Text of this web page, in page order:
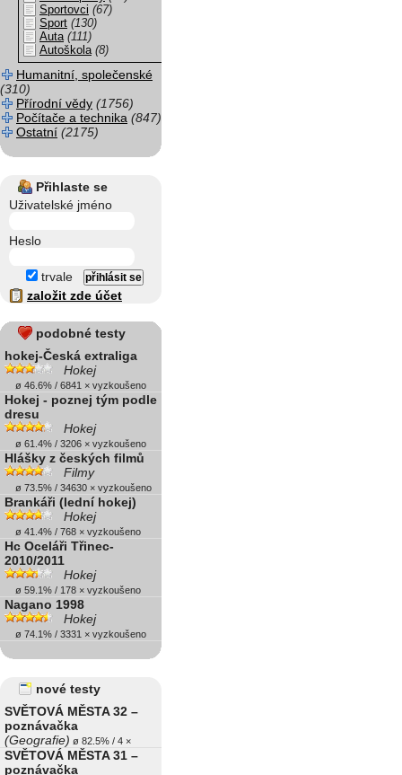
Sportovci (67)
Sport (130)
Auta (111)
Autoškola (8)
Humanitní, společenské
(310)
Přírodní vědy (1756)
Počítače a technika (847)
Ostatní (2175)
Přihlaste se
Uživatelské jméno
Heslo
trvale
založit zde účet
podobné testy
hokej-Česká extraliga
Hokej
ø 46.6% / 6841 × vyzkoušeno
Hokej - poznej tým podle
dresu
Hokej
ø 61.4% / 3206 × vyzkoušeno
Hlášky z českých filmů
Filmy
ø 73.5% / 34630 × vyzkoušeno
Brankáři (lední hokej)
Hokej
ø 41.4% / 768 × vyzkoušeno
Hc Oceláři Třinec-
2010/2011
Hokej
ø 59.1% / 178 × vyzkoušeno
Nagano 1998
Hokej
ø 74.1% / 3331 × vyzkoušeno
nové testy
SVĚTOVÁ MĚSTA 32 –
poznávačka
(Geografie) ø 82.5% / 4 ×
SVĚTOVÁ MĚSTA 31 –
poznávačka